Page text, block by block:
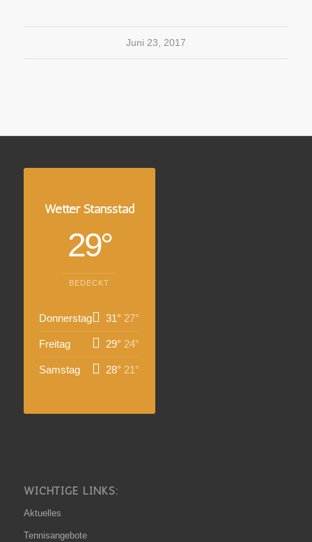
Juni 23, 2017
Wetter Stansstad
29°
BEDECKT
Donnerstag 31° 27°
Freitag 29° 24°
Samstag 28° 21°
WICHTIGE LINKS:
Aktuelles
Tennisangebote